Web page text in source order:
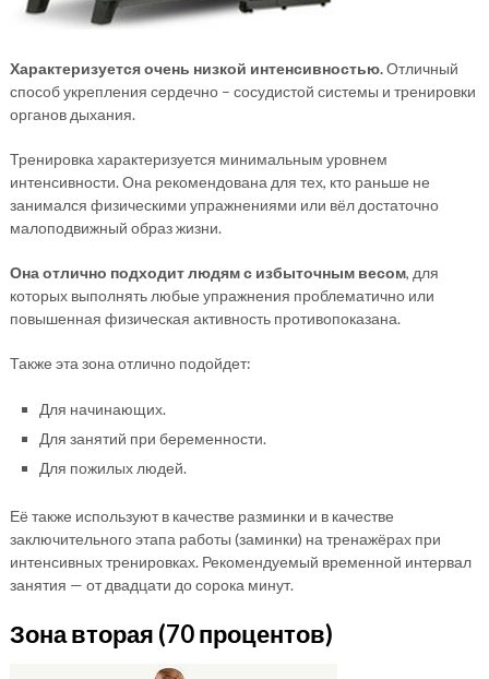
Характеризуется очень низкой интенсивностью.Отличный
способ укрепления сердечно – сосудистой системы и тренировки
органов дыхания.
Тренировка характеризуется минимальным уровнем
интенсивности. Она рекомендована для тех, кто раньше не
занимался физическими упражнениями или вёл достаточно
малоподвижный образ жизни.
Она отлично подходит людям с избыточным весом, для
которых выполнять любые упражнения проблематично или
повышенная физическая активность противопоказана.
Также эта зона отлично подойдет:
Для начинающих.
Для занятий при беременности.
Для пожилых людей.
Её также используют в качестве разминки и в качестве
заключительного этапа работы (заминки) на тренажёрах при
интенсивных тренировках. Рекомендуемый временной интервал
занятия — от двадцати до сорока минут.
Зона вторая (70 процентов)